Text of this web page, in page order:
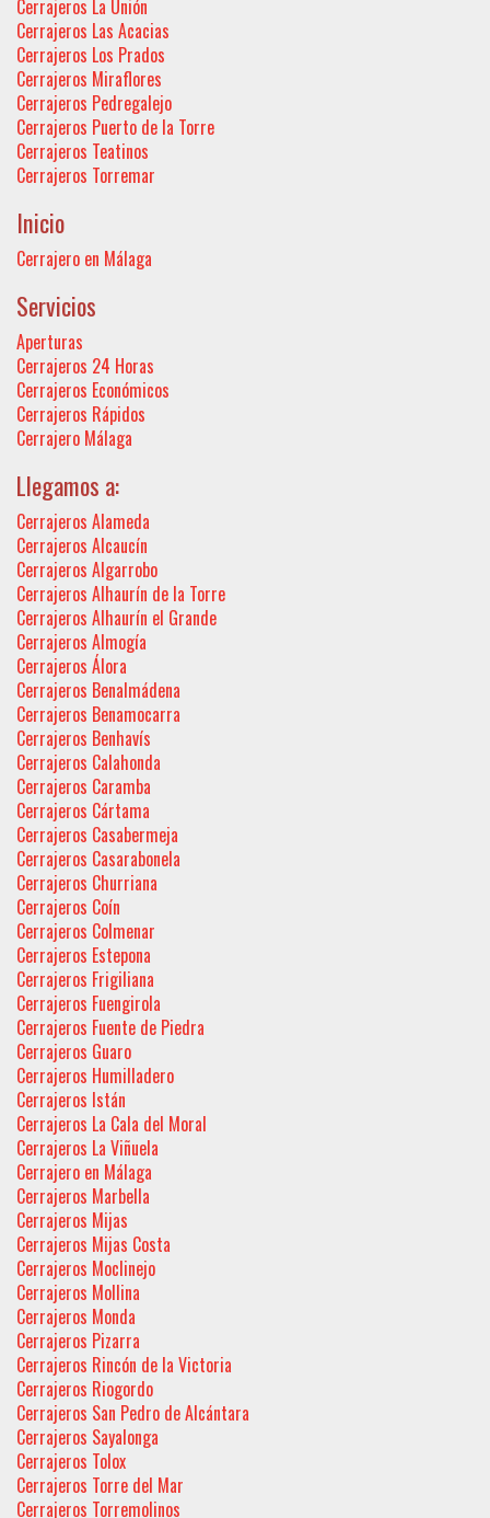
Cerrajeros La Unión
Cerrajeros Las Acacias
Cerrajeros Los Prados
Cerrajeros Miraflores
Cerrajeros Pedregalejo
Cerrajeros Puerto de la Torre
Cerrajeros Teatinos
Cerrajeros Torremar
Inicio
Cerrajero en Málaga
Servicios
Aperturas
Cerrajeros 24 Horas
Cerrajeros Económicos
Cerrajeros Rápidos
Cerrajero Málaga
Llegamos a:
Cerrajeros Alameda
Cerrajeros Alcaucín
Cerrajeros Algarrobo
Cerrajeros Alhaurín de la Torre
Cerrajeros Alhaurín el Grande
Cerrajeros Almogía
Cerrajeros Álora
Cerrajeros Benalmádena
Cerrajeros Benamocarra
Cerrajeros Benhavís
Cerrajeros Calahonda
Cerrajeros Caramba
Cerrajeros Cártama
Cerrajeros Casabermeja
Cerrajeros Casarabonela
Cerrajeros Churriana
Cerrajeros Coín
Cerrajeros Colmenar
Cerrajeros Estepona
Cerrajeros Frigiliana
Cerrajeros Fuengirola
Cerrajeros Fuente de Piedra
Cerrajeros Guaro
Cerrajeros Humilladero
Cerrajeros Istán
Cerrajeros La Cala del Moral
Cerrajeros La Viñuela
Cerrajero en Málaga
Cerrajeros Marbella
Cerrajeros Mijas
Cerrajeros Mijas Costa
Cerrajeros Moclinejo
Cerrajeros Mollina
Cerrajeros Monda
Cerrajeros Pizarra
Cerrajeros Rincón de la Victoria
Cerrajeros Riogordo
Cerrajeros San Pedro de Alcántara
Cerrajeros Sayalonga
Cerrajeros Tolox
Cerrajeros Torre del Mar
Cerrajeros Torremolinos